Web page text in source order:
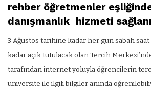
rehber öğretmenler
danışmanlık hizmeti
3 Ağustos tarihine kadar her gün sabah saat
kadar açık tutulacak olan Tercih
tarafından internet yoluyla öğrencilerin
üniversite ile ilgili bilgiler anında